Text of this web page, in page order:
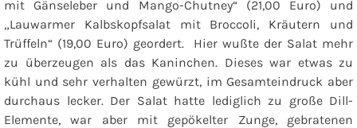
mit Gänseleber und Mango-Chutney“ (21,00 Euro) und
„Lauwarmer Kalbskopfsalat mit Broccoli, Kräutern und
Trüffeln“ (19,00 Euro) geordert.
Hier wußte der Salat mehr
zu überzeugen als das Kaninchen. Dieses war etwas zu
kühl und sehr verhalten gewürzt, im Gesamteindruck aber
durchaus lecker. Der Salat hatte lediglich zu große Dill-
Elemente, war aber mit gepökelter Zunge, gebratenen